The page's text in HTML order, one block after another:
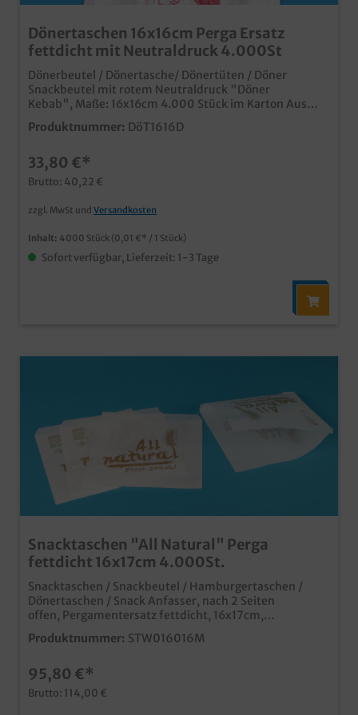
Dönertaschen 16x16cm Perga Ersatz
fettdicht mit Neutraldruck 4.000St
Dönerbeutel / Dönertasche/ Dönertüten / Döner
Snackbeutel mit rotem Neutraldruck "Döner
Kebab", Maße: 16x16cm 4.000 Stück im Karton Aus
hochwertigem Perga Ersatz Fettdicht Mit typischen
Neutraldruck individuelle bedruckbar ab 50.000 Stück
Produktnummer: DöT1616D
33,80 €*
Brutto: 40,22 €
zzgl. MwSt und Versandkosten
Inhalt: 4000 Stück (0,01 €* / 1 Stück)
Sofort verfügbar, Lieferzeit: 1-3 Tage
Snacktaschen "All Natural" Perga
fettdicht 16x17cm 4.000St.
Snacktaschen / Snackbeutel / Hamburgertaschen /
Dönertaschen / Snack Anfasser, nach 2 Seiten
offen, Pergamentersatz fettdicht, 16x17cm,
Neutraldruck "All Natural", 4.000 Stück in Poly, Ideal
für Hamburger, Döner, Teigtaschen usw. fettdichtes
und frischer Neutraldruck "All Natural" ab 50.000
Stück auch individuell bedruckbar, fragen Sie einfach
unseren Kundenservice
Produktnummer: STW016016M
95,80 €*
Brutto: 114,00 €